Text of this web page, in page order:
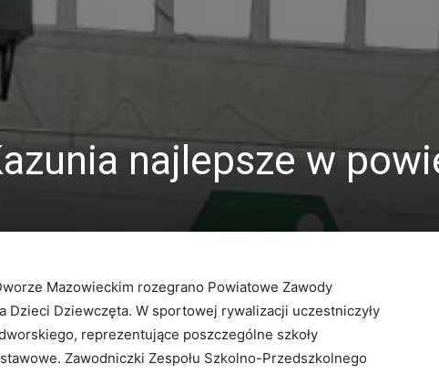
najlepsze w
Mazowieckim rozegrano Powiatowe Zawody
Dziewczęta. W sportowej rywalizacji uczestniczyły
reprezentujące poszczególne szkoły
Zawodniczki Zespołu Szkolno-Przedszkolnego